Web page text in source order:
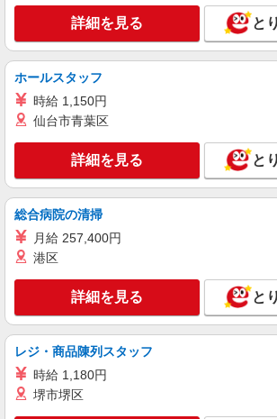
務先は担当するイベント会場
が、いずれもご自宅から通勤
ます。 ※※転居を伴う転勤は
キープ 詳
ソフトバンク小原田店
ソフトバンクショップの
月給 183,000円 〜
ヶ月 月給25万円以上 ※経験・能
期間】月給 183000 円 〜
■ソフトバンク小原田店
キープ
契約社員
ソフトバンクショップの携
月給 183,000円 〜
ヶ月 月給25万円以上 ※経験・能
期間】月給 183000 円 〜
■ソフトバンク新さくら通
詳細を見る と
ホールスタッフ
時給 1,150円
仙台市青葉区
詳細を見る と
総合病院の清掃
月給 257,400円
港区
詳細を見る と
レジ・商品陳列スタッフ
時給 1,180円
堺市堺区